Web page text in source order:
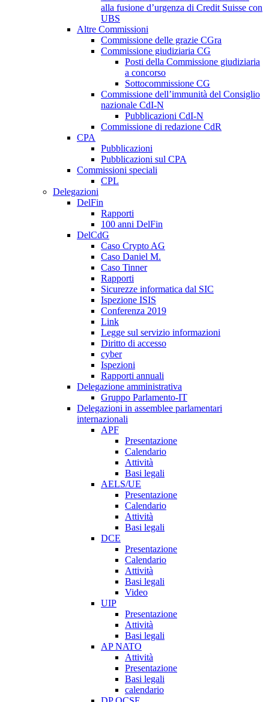
alla fusione d’urgenza di Credit Suisse con
UBS
Altre Commissioni
Commissione delle grazie CGra
Commissione giudiziaria CG
Posti della Commissione giudiziaria
a concorso
Sottocommissione CG
Commissione dell’immunità del Consiglio
nazionale CdI-N
Pubblicazioni CdI-N
Commissione di redazione CdR
CPA
Pubblicazioni
Pubblicazioni sul CPA
Commissioni speciali
CPL
Delegazioni
DelFin
Rapporti
100 anni DelFin
DelCdG
Caso Crypto AG
Caso Daniel M.
Caso Tinner
Rapporti
Sicurezze informatica dal SIC
Ispezione ISIS
Conferenza 2019
Link
Legge sul servizio informazioni
Diritto di accesso
cyber
Ispezioni
Rapporti annuali
Delegazione amministrativa
Gruppo Parlamento-IT
Delegazioni in assemblee parlamentari
internazionali
APF
Presentazione
Calendario
Attività
Basi legali
AELS/UE
Presentazione
Calendario
Attività
Basi legali
DCE
Presentazione
Calendario
Attività
Basi legali
Video
UIP
Presentazione
Attività
Basi legali
AP NATO
Attività
Presentazione
Basi legali
calendario